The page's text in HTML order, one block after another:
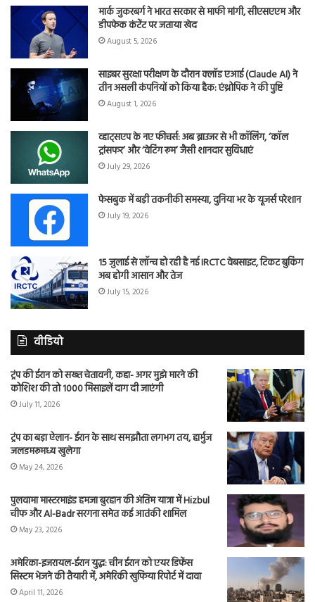
मार्क जुकरबर्ग ने भारत सरकार से माफी मांगी, सीएसएएम और
डीपफेक कंटेंट पर जताया खेद
August 5, 2026
साइबर सुरक्षा परीक्षण के दौरान क्लॉड एआई (Claude AI) ने
तीन असली कंपनियों को किया हैक: एंथ्रोपिक ने की पुष्टि
August 1, 2026
व्हाट्सएप के नए फीचर्स: अब ब्राउजर से भी कॉलिंग, ‘कॉल
ट्रांसफर’ और ‘वेटिंग रूम’ जैसी शानदार सुविधाएं
July 29, 2026
फेसबुक में बड़ी तकनीकी समस्या, दुनिया भर के यूजर्स परेशान
July 19, 2026
15 जुलाई से लॉन्च हो रही है नई IRCTC वेबसाइट, टिकट बुकिंग
अब होगी आसान और तेज
July 15, 2026
वीडियो
ट्रंप की ईरान को सख्त चेतावनी, कहा- अगर मुझे मारने की
कोशिश की तो 1000 मिसाइलें दाग दी जाएंगी
July 11, 2026
ट्रंप का बड़ा ऐलान- ईरान के साथ समझौता लगभग तय, हार्मुज
जलडमरूमध्य खुलेगा
May 24, 2026
पुलवामा मास्टरमाइंड हमजा बुरहान की अंतिम यात्रा में Hizbul
चीफ और Al-Badr सरगना समेत कई आतंकी शामिल
May 23, 2026
अमेरिका-इजरायल-ईरान युद्ध: चीन ईरान को एयर डिफेंस
सिस्टम भेजने की तैयारी में, अमेरिकी खुफिया रिपोर्ट में दावा
April 11, 2026